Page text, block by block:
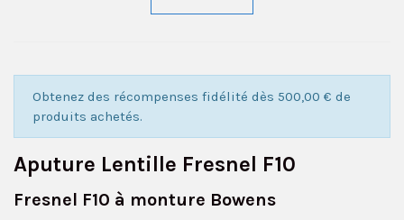
Obtenez des récompenses fidélité dès 500,00 € de
produits achetés.
Aputure Lentille Fresnel F10
Fresnel F10 à monture Bowens